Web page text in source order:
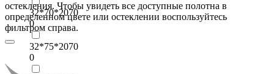
32*70*2070
0
32*75*2070
0
остекления. Чтобы увидеть все доступные полотна в
определенном цвете или остеклении воспользуйтесь
фильтром справа.